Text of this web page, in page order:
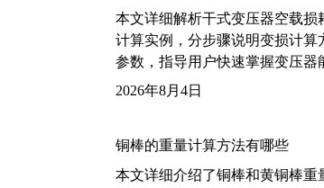
本文详细解析干式变压器空载损
计算实例，分步骤说明变损计算
参数，指导用户快速掌握变压器
2026年8月4日
铜棒的重量计算方法有哪些
本文详细介绍了铜棒和黄铜棒